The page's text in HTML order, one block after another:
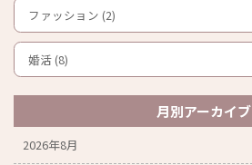
ファッション (2)
婚活 (8)
月別アーカイブ
2026年8月